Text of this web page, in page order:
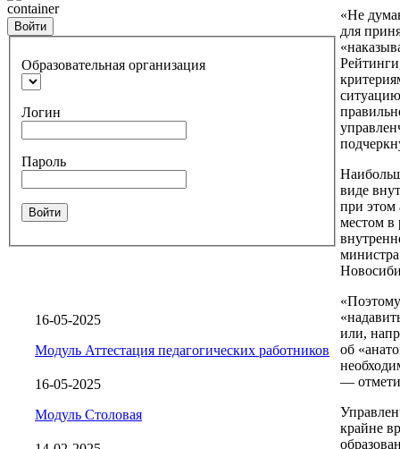
container
Войти
Образовательная организация
Логин
Пароль
Войти
16-05-2025
Модуль Аттестация педагогических работников
16-05-2025
Модуль Столовая
«Не
для
виде
при этом
местом в
или,
об
—
крайне